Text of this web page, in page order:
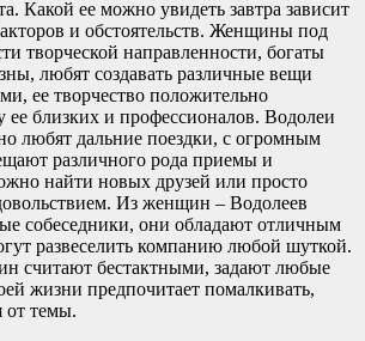
Какой ее можно увидеть завтра зависит
и обстоятельств. Женщины под
творческой направленности, богаты
любят создавать различные вещи
ее творчество положительно
ее близких и профессионалов. Водолеи
любят дальние поездки, с огромным
различного рода приемы и
найти новых друзей или просто
Из женщин – Водолеев
собеседники, они обладают отличным
развеселить компанию любой шуткой.
считают бестактными, задают любые
жизни предпочитает помалкивать,
от темы.